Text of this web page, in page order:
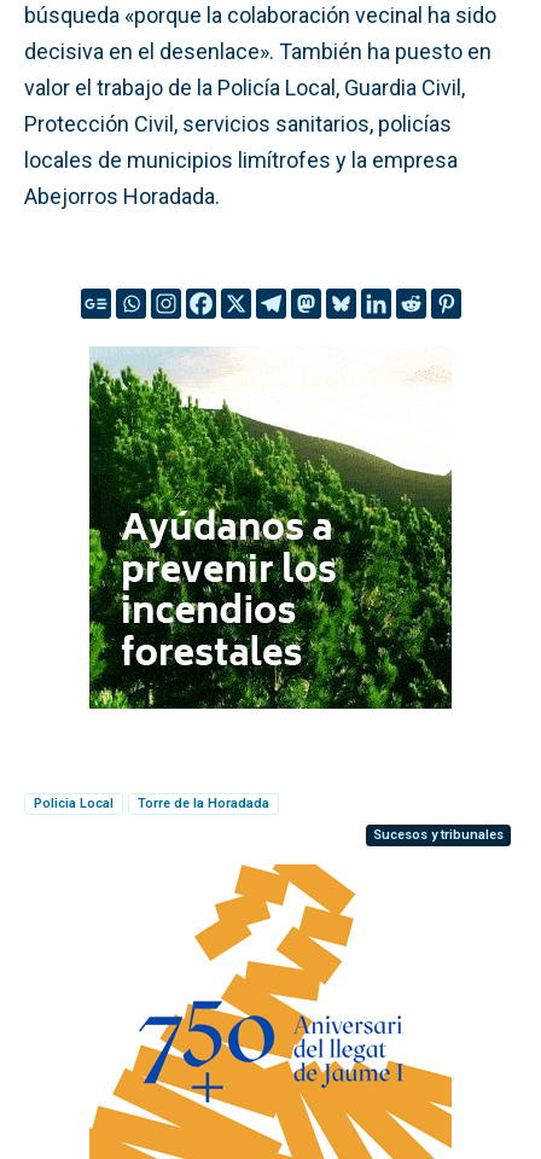
búsqueda «porque la colaboración vecinal ha sido
decisiva en el desenlace». También ha puesto en
valor el trabajo de la Policía Local, Guardia Civil,
Protección Civil, servicios sanitarios, policías
locales de municipios limítrofes y la empresa
Abejorros Horadada.
Policia Local
Torre de la Horadada
Sucesos y tribunales